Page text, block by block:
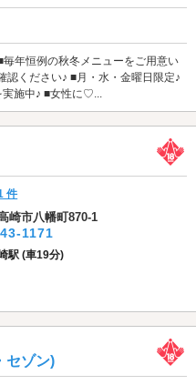
年恒例の秋冬メニューをご用意い
認ください♪ ■月・水・金曜日限定♪
施中♪ ■女性に♡...
件
崎市八幡町870-1
1171
駅 (車19分)
セゾン)